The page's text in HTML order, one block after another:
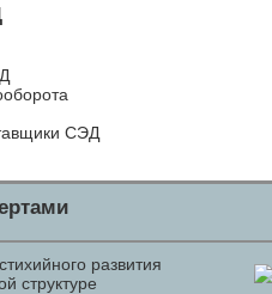
СЭД
развития
структуре